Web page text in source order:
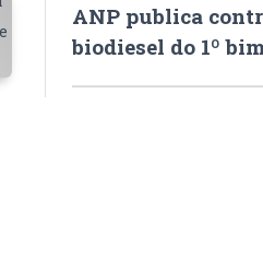
ANP publica
biodiesel do 1º